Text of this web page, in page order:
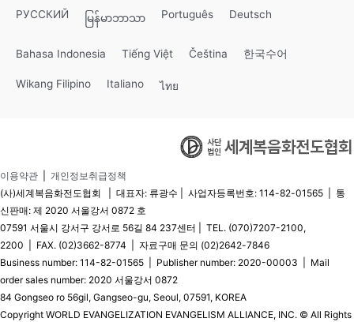
РУССКИЙ မြန်မာဘာသာ Português Deutsch
Bahasa Indonesia Tiếng Việt Čeština 한국수어
Wikang Filipino Italiano ไทย
이용약관
개인정보취급정책
(사)세계복음화전도협회 | 대표자: 류광수 | 사업자등록번호: 114-82-01565 | 통
신판매: 제 2020 서울강서 0872 호
07591 서울시 강서구 강서로 56길 84 237센터 | TEL. (070)7207-2100,
2200 | FAX. (02)3662-8774 | 자료구매 문의 (02)2642-7846
Business number: 114-82-01565 | Publisher number: 2020-00003 | Mail
order sales number: 2020 서울강서 0872
84 Gongseo ro 56gil, Gangseo-gu, Seoul, 07591, KOREA
Copyright WORLD EVANGELIZATION EVANGELISM ALLIANCE, INC. © All Rights